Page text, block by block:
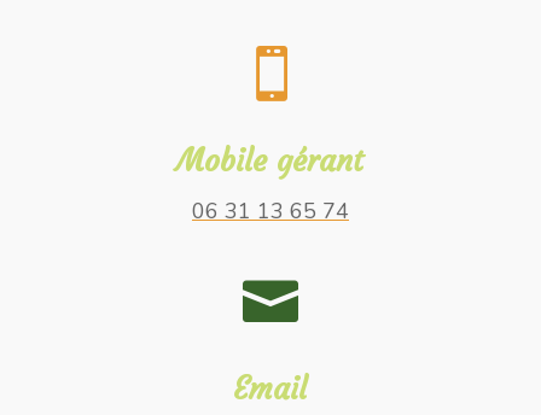

Mobile gérant
06 31 13 65 74

Email